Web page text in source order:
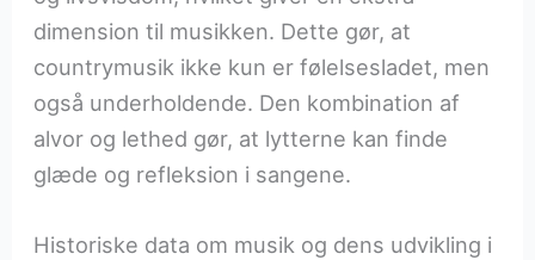
dimension til musikken. Dette gør, at
countrymusik ikke kun er følelsesladet, men
også underholdende. Den kombination af
alvor og lethed gør, at lytterne kan finde
glæde og refleksion i sangene.
Historiske data om musik og dens udvikling i